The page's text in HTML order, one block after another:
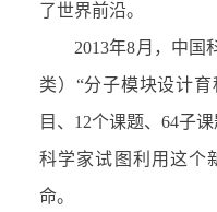
了世界前沿。
2013年8月，中国
类）“分子模块设计
目、12个课题、64子
科学家试图利用 这个
命。